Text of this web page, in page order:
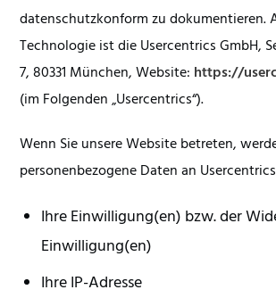
datenschutzkonform zu dokumentieren.
Technologie ist die Usercentrics GmbH,
7, 80331 München, Website: https://
(im Folgenden „Usercentrics“).
Wenn Sie unsere Website betreten,
personenbezogene Daten an
Ihre Einwilligung(en) bzw. der
Einwilligung(en)
Ihre IP-Adresse